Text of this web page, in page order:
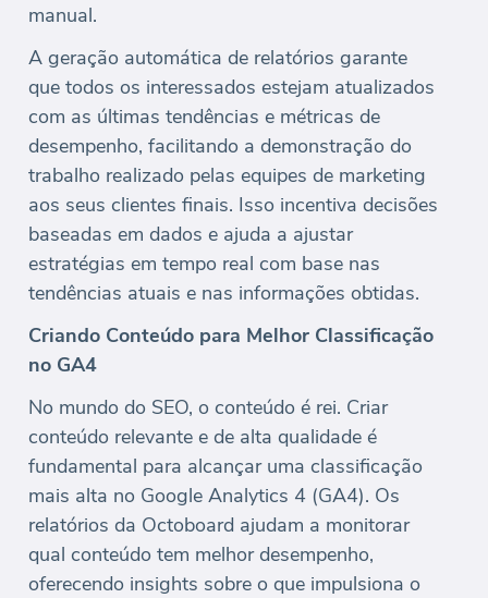
manual.
A geração automática de relatórios garante
que todos os interessados estejam atualizados
com as últimas tendências e métricas de
desempenho, facilitando a demonstração do
trabalho realizado pelas equipes de marketing
aos seus clientes finais. Isso incentiva decisões
baseadas em dados e ajuda a ajustar
estratégias em tempo real com base nas
tendências atuais e nas informações obtidas.
Criando Conteúdo para Melhor Classificação
no GA4
No mundo do SEO, o conteúdo é rei. Criar
conteúdo relevante e de alta qualidade é
fundamental para alcançar uma classificação
mais alta no Google Analytics 4 (GA4). Os
relatórios da Octoboard ajudam a monitorar
qual conteúdo tem melhor desempenho,
oferecendo insights sobre o que impulsiona o